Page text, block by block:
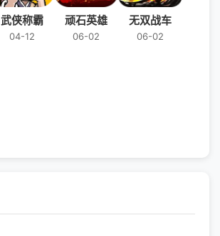
武侠称霸
04-12
顽石英雄
06-02
无双战车
06-02